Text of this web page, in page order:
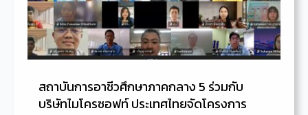
สถาบันการอาชีวศึกษาภาคกลาง 5 ร่วมกับ
บริษัทไมโครซอฟท์ ประเทศไทยจัดโครงการ